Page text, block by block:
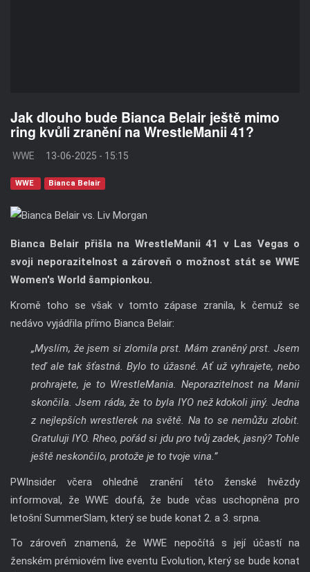
Jak dlouho bude Bianca Belair ještě mimo
ring kvůli zranění na WrestleManii 41?
WWE 13-06-2025 - 15:15
WWE Bianca Belair
Bianca Belair přišla na WrestleManii 41 v Las Vegas o
svoji neporazitelnost a zároveň o možnost stát se WWE
Women's World šampionkou.
Kromě toho se však v tomto zápase zranila, k čemuž se
nedávo vyjádřila přímo Bianca Belair:
„Myslím, že jsem si zlomila prst. Mám zraněný prst. Jsem
teď ale tak šťastná. Bylo to úžasné. Ať už vyhrajete, nebo
prohrajete, je to WrestleMania. Neporazitelnost na Manii
skončila. Jsem ráda, že to byla IYO než kdokoli jiný. Jedna
z nejlepších wrestlerek na světě. Na to se nemůžu zlobit.
Gratuluji IYO. Rheo, pořád si jdu pro tvůj zadek, jasný? Tohle
ještě neskončilo, protože je to tvoje vina.”
PWInsider včera ohledně zranění této ženské hvězdy
informoval, že WWE doufá, že bude včas uschopněna pro
letošní SummerSlam, který se bude konat 2. a 3. srpna.
To zároveň znamená, že WWE nepočítá s její účastí na
ženském prémiovém live eventu Evolution, který se bude konat